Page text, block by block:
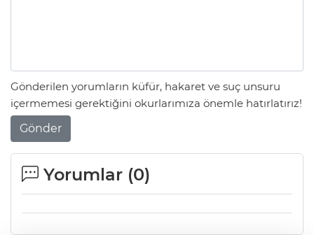
Gönderilen yorumların küfür, hakaret ve suç unsuru
içermemesi gerektiğini okurlarımıza önemle hatırlatırız!
Gönder
Yorumlar (0)